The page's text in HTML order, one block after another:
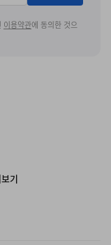
했으며,브랜드는
실을 직접적으
이용약관에 동의한 것으
기